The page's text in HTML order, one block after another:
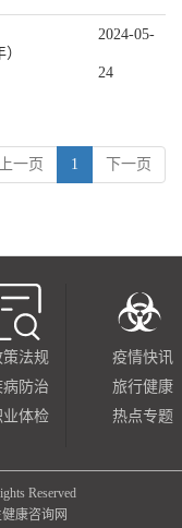
2024-05-
24
上一页 1 下一页
策法规
病防治
业体检
疫情快讯
旅行健康
热点专题
Reserved
康咨询网